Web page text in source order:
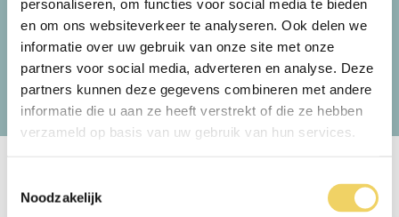
personaliseren, om functies voor social media te bieden
en om ons websiteverkeer te analyseren. Ook delen we
informatie over uw gebruik van onze site met onze
partners voor social media, adverteren en analyse. Deze
partners kunnen deze gegevens combineren met andere
informatie die u aan ze heeft verstrekt of die ze hebben
verzameld op basis van uw gebruik van hun services.
Noodzakelijk
keuzemogelijkheden. Na een paar maanden
hebben wij 1 matrasomruiling gehad en nu
zeer tevreden. Na bijna 1 jaar doe ik nu een
nieuwe slaaptest en ga kijken of ik hiermee
net weer even de finishing touch kan
bereiken. Zeer tevreden over alle aspecten,
van aanschaf tot levering maar ook de
geboden service nadien.
Ergosleep Breda
Beoordeeld 8.6 van 10 gebaseerd op 10041 reviews